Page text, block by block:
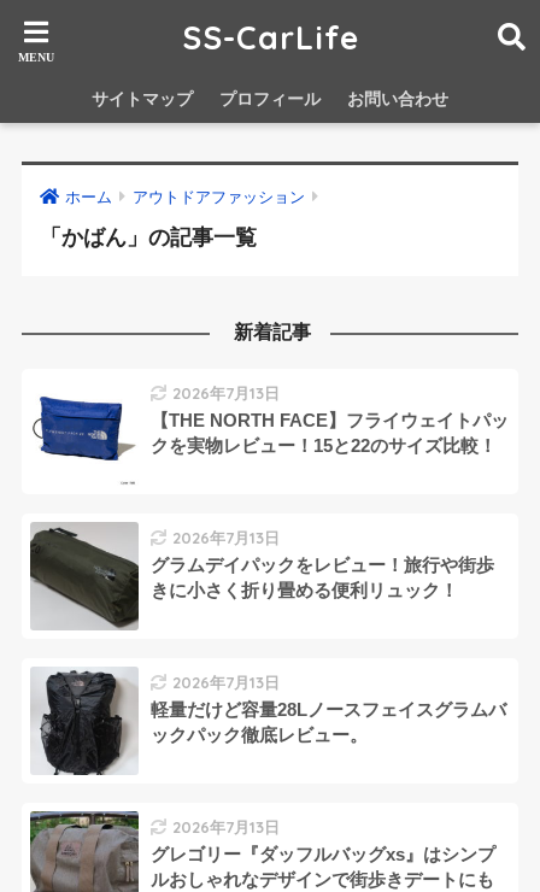
SS-CarLife
サイトマップ プロフィール お問い合わせ
ホーム アウトドアファッション
「かばん」の記事一覧
新着記事
2026年7月13日
【THE NORTH FACE】フライウェイトパッ
クを実物レビュー！15と22のサイズ比較！
2026年7月13日
グラムデイパックをレビュー！旅行や街歩
きに小さく折り畳める便利リュック！
2026年7月13日
軽量だけど容量28Lノースフェイスグラムバ
ックパック徹底レビュー。
2026年7月13日
グレゴリー『ダッフルバッグxs』はシンプ
ルおしゃれなデザインで街歩きデートにも